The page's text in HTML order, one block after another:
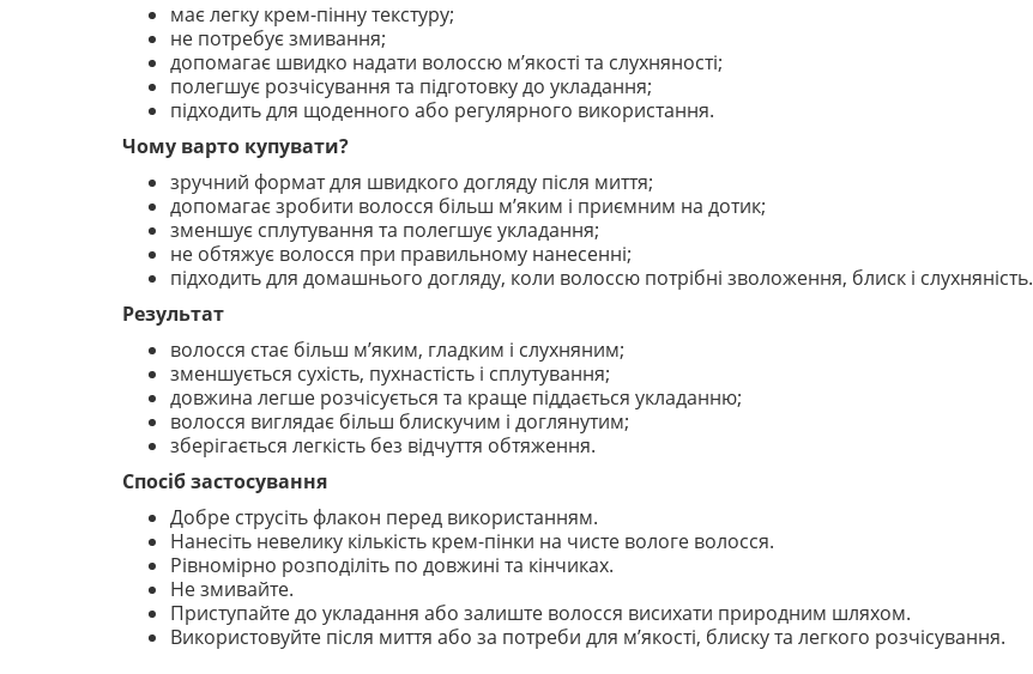
має легку крем-пінну текстуру;
не потребує змивання;
допомагає швидко надати волоссю м’якості та слухняності;
полегшує розчісування та підготовку до укладання;
підходить для щоденного або регулярного використання.
Чому варто купувати?
зручний формат для швидкого догляду після миття;
допомагає зробити волосся більш м’яким і приємним на дотик;
зменшує сплутування та полегшує укладання;
не обтяжує волосся при правильному нанесенні;
підходить для домашнього догляду, коли волоссю потрібні зволоження, блиск і слухняність.
Результат
волосся стає більш м’яким, гладким і слухняним;
зменшується сухість, пухнастість і сплутування;
довжина легше розчісується та краще піддається укладанню;
волосся виглядає більш блискучим і доглянутим;
зберігається легкість без відчуття обтяження.
Спосіб застосування
Добре струсіть флакон перед використанням.
Нанесіть невелику кількість крем-пінки на чисте вологе волосся.
Рівномірно розподіліть по довжині та кінчиках.
Не змивайте.
Приступайте до укладання або залиште волосся висихати природним шляхом.
Використовуйте після миття або за потреби для м’якості, блиску та легкого розчісування.